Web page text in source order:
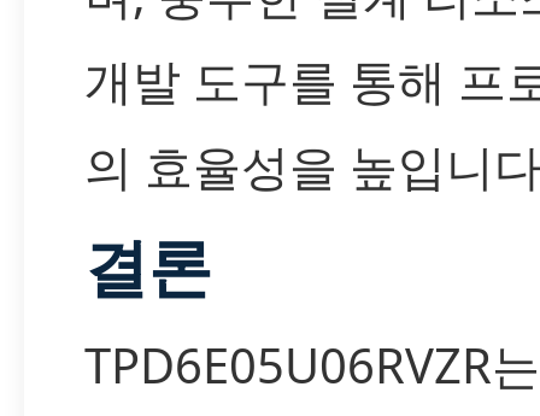
개발 도구를 통해 프
의 효율성을 높입니
결론
TPD6E05U06RVZR